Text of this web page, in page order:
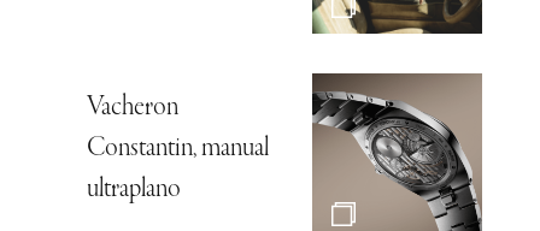
Vacheron
Constantin, manual
ultraplano